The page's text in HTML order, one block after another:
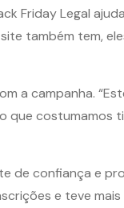
Friday Legal
também tem,
a campanha.
que costumamos
de confiança e
e teve mais